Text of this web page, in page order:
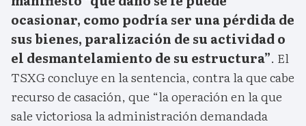
ocasionar, como podría ser una pérdida de
sus bienes, paralización de su actividad o
el desmantelamiento de su estructura”. El
TSXG concluye en la sentencia, contra la que cabe
recurso de casación, que “la operación en la que
sale victoriosa la administración demandada